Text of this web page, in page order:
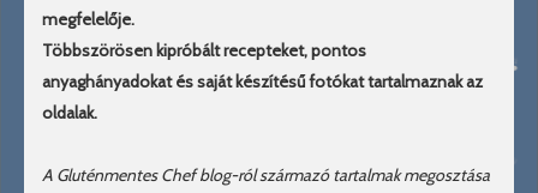
megfelelője.
Többszörösen kipróbált recepteket, pontos
anyaghányadokat és saját készítésű fotókat tartalmaznak az
oldalak.
A Gluténmentes Chef blog-ról származó tartalmak megosztása